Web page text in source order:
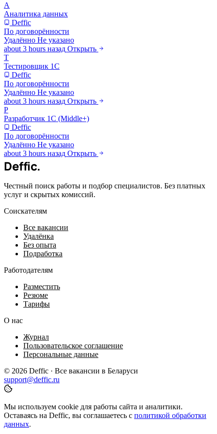
А
Аналитика данных
Deffic
По договорённости
Удалённо Не указано
about 3 hours назад Открыть
Т
Тестировщик 1С
Deffic
По договорённости
Удалённо Не указано
about 3 hours назад Открыть
Р
Разработчик 1С (Middle+)
Deffic
По договорённости
Удалённо Не указано
about 3 hours назад Открыть
Deffic.
Честный поиск работы и подбор специалистов. Без платных
услуг и скрытых комиссий.
Соискателям
Все вакансии
Удалёнка
Без опыта
Подработка
Работодателям
Разместить
Резюме
Тарифы
О нас
Журнал
Пользовательское соглашение
Персональные данные
© 2026 Deffic · Все вакансии в Беларуси
support@deffic.ru
Мы используем cookie для работы сайта и аналитики.
Оставаясь на Deffic, вы соглашаетесь с политикой обработки
данных.